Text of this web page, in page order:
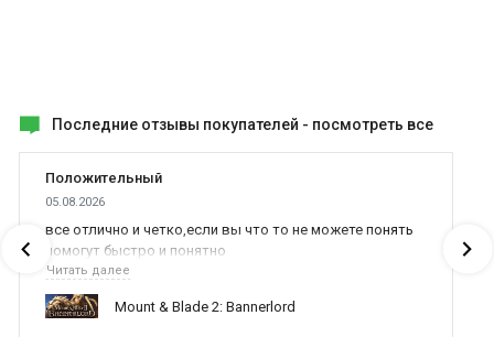
Последние отзывы покупателей - посмотреть все
Положительный
05.08.2026
все отлично и четко,если вы что то не можете понять
помогут быстро и понятно
Читать далее
Mount & Blade 2: Bannerlord